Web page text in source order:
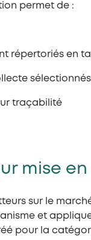
permet de :
répertoriés en
sélectionnés
traçabilité
mise
sur le
et
pour la